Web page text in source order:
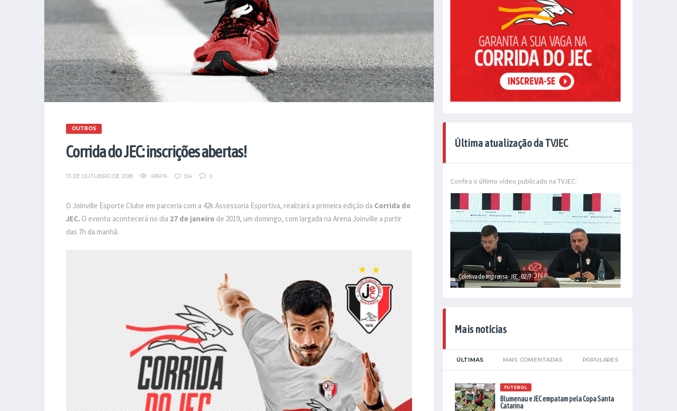
OUTROS
Corrida do JEC: inscrições abertas!
13 DE OUTUBRO DE 2018 438216 334 0
O Joinville Esporte Clube em parceria com a 42k Assessoria Esportiva, realizará a primeira edição da Corrida do
JEC. O evento acontecerá no dia 27 de janeiro de 2019, um domingo, com largada na Arena Joinville a partir
das 7h da manhã.
Última atualização da TVJEC
Confira o último vídeo publicado na TVJEC:
Coletiva de Imprensa - JEC - 02/7
Mais notícias
ÚLTIMAS MAIS COMENTADAS POPULARES
FUTEBOL
Blumenau e JEC empatam pela Copa Santa
Catarina